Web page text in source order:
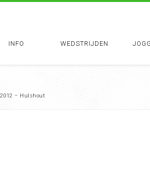
INFO WEDSTRIJDEN
– Hulshout